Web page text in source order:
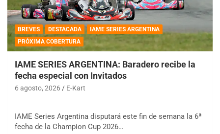
BREVES DESTACADA
IAME SERIES ARGENTINA
PRÓXIMA COBERTURA
IAME SERIES ARGENTINA: Baradero recibe la
fecha especial con Invitados
6 agosto, 2026 E-Kart
IAME Series Argentina disputará este fin de semana la 6ª
fecha de la Champion Cup 2026…